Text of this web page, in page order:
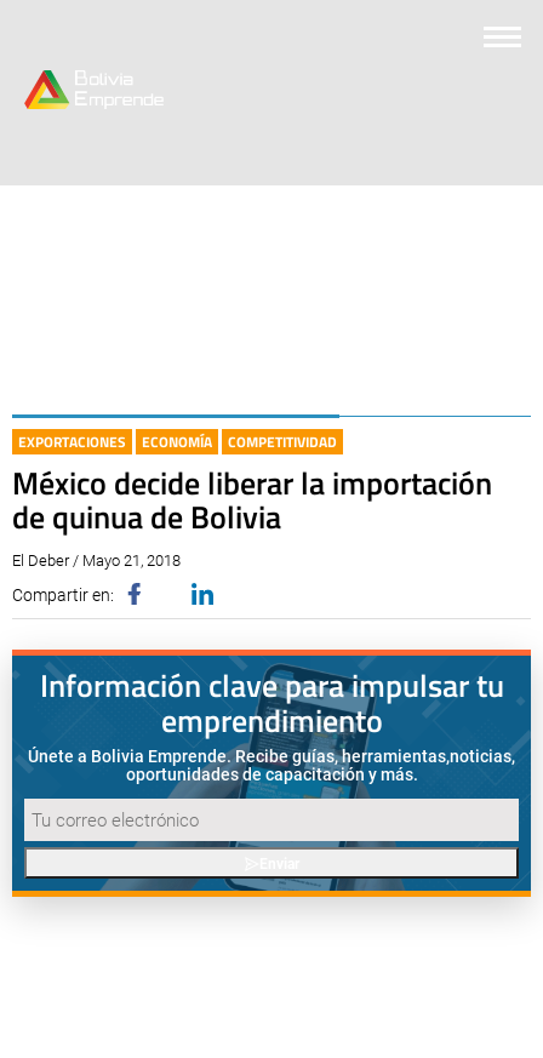
EXPORTACIONES ECONOMÍA COMPETITIVIDAD
México decide liberar la importación
de quinua de Bolivia
El Deber / Mayo 21, 2018
Compartir en:
Información clave para impulsar tu
emprendimiento
Únete a Bolivia Emprende. Recibe guías, herramientas,noticias,
oportunidades de capacitación y más.